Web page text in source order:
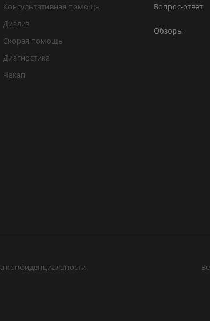
Консультативная помощь
Диализ
Скорая помощь
Диагностика
Чекап
Вопрос-ответ
Обзоры
конфиденциальности